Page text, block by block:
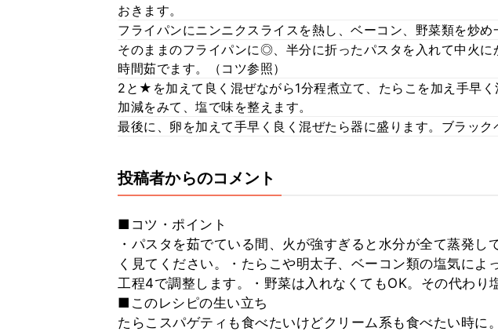
おきます。
フライパンにニンニクスライスを熱し、ベーコン、野菜類を炒め
そのままのフライパンに◎、半分に折ったパスタを入れて中火に
時間茹でます。（コツ参照）
2と★を加えて良く混ぜながら1分程煮立て、たらこを加え手早
加減をみて、塩で味を整えます。
最後に、卵を加えて手早く良く混ぜたら器に盛ります。ブラック
投稿者からのコメント
■コツ・ポイント
・パスタを茹でている間、火が強すぎると水分が全て蒸発し
く見てください。・たらこや明太子、ベーコン類の塩気によ
工程4で調整します。・野菜は入れなくてもOK。その代わり
■このレシピの生い立ち
たらこスパゲティも食べたいけどクリーム系も食べたい時に。